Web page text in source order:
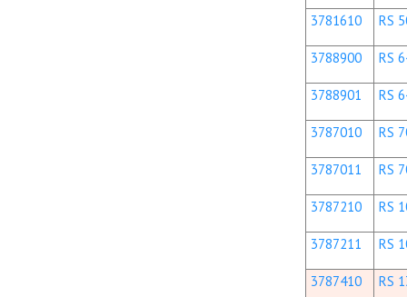
3781610 RS
3788900 RS
3788901 RS
3787010 RS
3787011 RS
3787210 RS
3787211 RS
3787410 RS